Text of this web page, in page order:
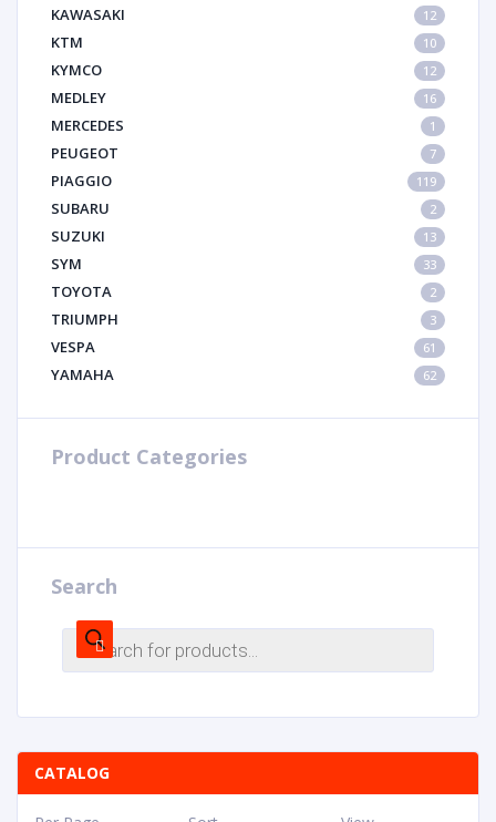
KAWASAKI 12
KTM 10
KYMCO 12
MEDLEY 16
MERCEDES 1
PEUGEOT 7
PIAGGIO 119
SUBARU 2
SUZUKI 13
SYM 33
TOYOTA 2
TRIUMPH 3
VESPA 61
YAMAHA 62
Product Categories
Search
CATALOG